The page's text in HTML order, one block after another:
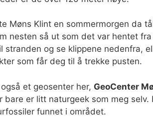
Møns Klint en sommermorgen da
nesten så ut som det var hentet
stranden og se klippene nedenfra,
som får deg til å trekke pusten.
et geosenter her, GeoCenter
bare er litt naturgeek som meg
funnet i området.